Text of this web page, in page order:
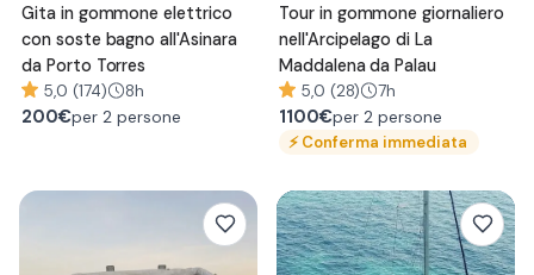
Gita in gommone elettrico
con soste bagno all'Asinara
da Porto Torres
5,0 (174) 8h
200€per 2 persone
Tour in gommone giornaliero
nell'Arcipelago di La
Maddalena da Palau
5,0 (28) 7h
1100€per 2 persone
⚡Conferma immediata